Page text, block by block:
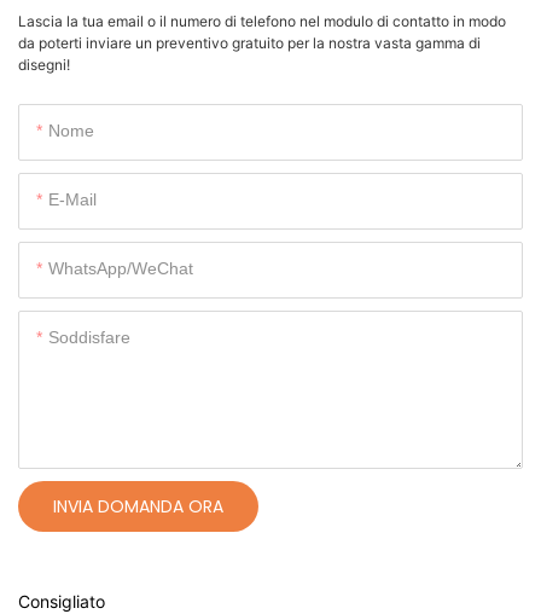
Lascia la tua email o il numero di telefono nel modulo di contatto in modo
da poterti inviare un preventivo gratuito per la nostra vasta gamma di
disegni!
Nome
E-Mail
WhatsApp/WeChat
Soddisfare
INVIA DOMANDA ORA
Consigliato